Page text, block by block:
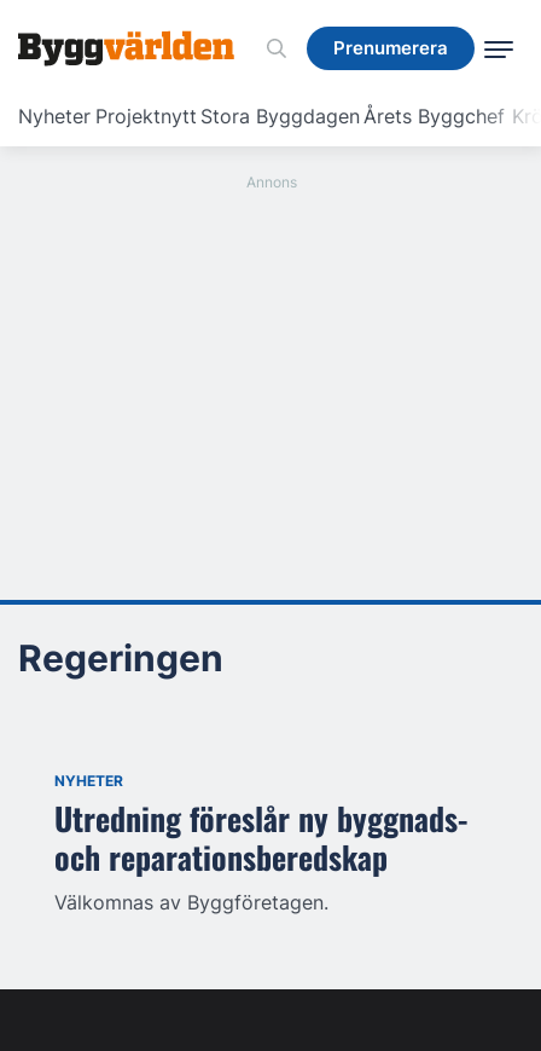
Prenumerera
Nyheter Projektnytt Stora ByggdagenÅrets Byggchef
Prenumerera
Regeringen
NYHETER
Utredning föreslår ny byggnads-
och reparationsberedskap
Välkomnas av Byggföretagen.